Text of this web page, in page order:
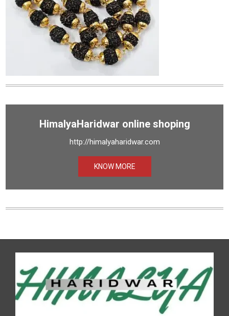
HimalyaHaridwar online shoping
http://himalyaharidwar.com
KNOW MORE